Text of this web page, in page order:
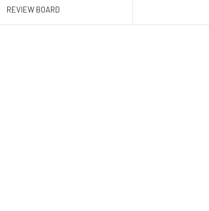
REVIEW BOARD